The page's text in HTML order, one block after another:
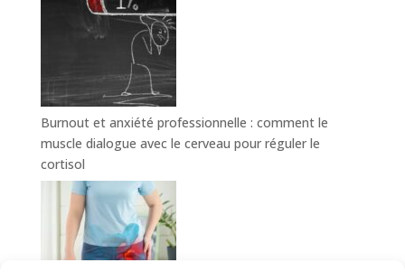
Burnout et anxiété professionnelle : comment le
muscle dialogue avec le cerveau pour réguler le
cortisol